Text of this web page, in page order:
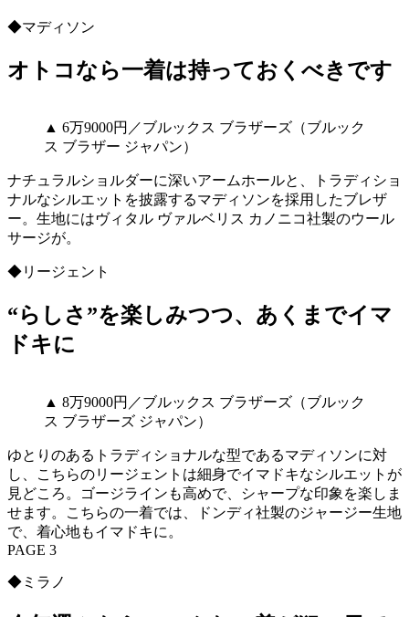
◆マディソン
オトコなら一着は持っておくべきです
▲ 6万9000円／ブルックス ブラザーズ（ブルック
ス ブラザー ジャパン）
ナチュラルショルダーに深いアームホールと、トラディショ
ナルなシルエットを披露するマディソンを採用したブレザ
ー。生地にはヴィタル ヴァルベリス カノニコ社製のウール
サージが。
◆リージェント
“らしさ”を楽しみつつ、あくまでイマ
ドキに
▲ 8万9000円／ブルックス ブラザーズ（ブルック
ス ブラザーズ ジャパン）
ゆとりのあるトラディショナルな型であるマディソンに対
し、こちらのリージェントは細身でイマドキなシルエットが
見どころ。ゴージラインも高めで、シャープな印象を楽しま
せます。こちらの一着では、ドンディ社製のジャージー生地
で、着心地もイマドキに。
PAGE 3
◆ミラノ